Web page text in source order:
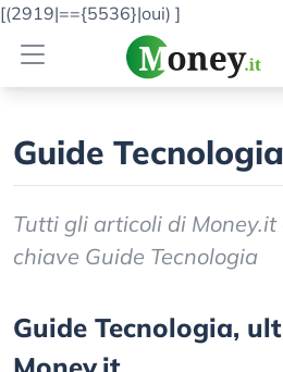
[(2919|=={5536}|oui) ]
Guide Tecnologia
Tutti gli articoli di Money.it
chiave Guide Tecnologia
Guide Tecnologia,